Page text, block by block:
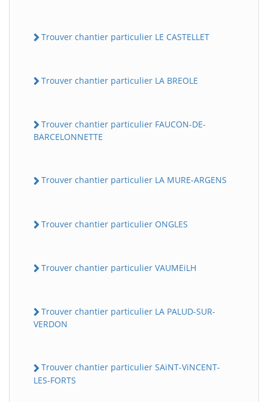
Trouver chantier particulier LE CASTELLET
Trouver chantier particulier LA BREOLE
Trouver chantier particulier FAUCON-DE-
BARCELONNETTE
Trouver chantier particulier LA MURE-ARGENS
Trouver chantier particulier ONGLES
Trouver chantier particulier VAUMEiLH
Trouver chantier particulier LA PALUD-SUR-
VERDON
Trouver chantier particulier SAiNT-ViNCENT-
LES-FORTS